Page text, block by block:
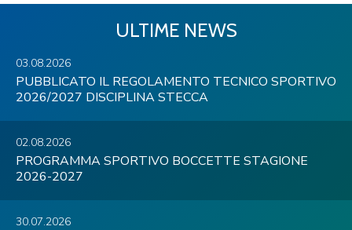
ULTIME NEWS
03.08.2026
PUBBLICATO IL REGOLAMENTO TECNICO SPORTIVO
2026/2027 DISCIPLINA STECCA
02.08.2026
PROGRAMMA SPORTIVO BOCCETTE STAGIONE
2026-2027
30.07.2026